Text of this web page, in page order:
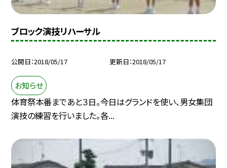
ブロック演技リハーサル
公開日 2018/05/17 更新日 2018/05/17
お知らせ
体育祭本番まであと３日。今日はグランドを使い、男女集団
演技の練習を行いました。各...